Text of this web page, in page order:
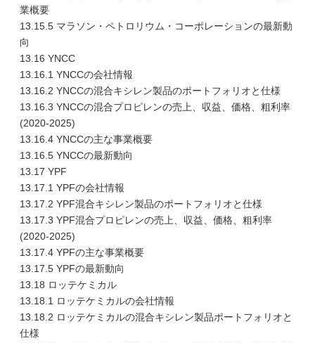
業概要
13.15.5 マラソン・ペトロリウム・コーポレーションの最新動
向
13.16 YNCC
13.16.1 YNCCの会社情報
13.16.2 YNCCの混合キシレン製品のポートフォリオと仕様
13.16.3 YNCCの混合プロピレンの売上、収益、価格、粗利率
(2020-2025)
13.16.4 YNCCの主な事業概要
13.16.5 YNCCの最新動向
13.17 YPF
13.17.1 YPFの会社情報
13.17.2 YPF混合キシレン製品のポートフォリオと仕様
13.17.3 YPF混合プロピレンの売上、収益、価格、粗利率
(2020-2025)
13.17.4 YPFの主な事業概要
13.17.5 YPFの最新動向
13.18 ロッテケミカル
13.18.1 ロッテケミカルの会社情報
13.18.2 ロッテケミカルの混合キシレン製品ポートフォリオと
仕様